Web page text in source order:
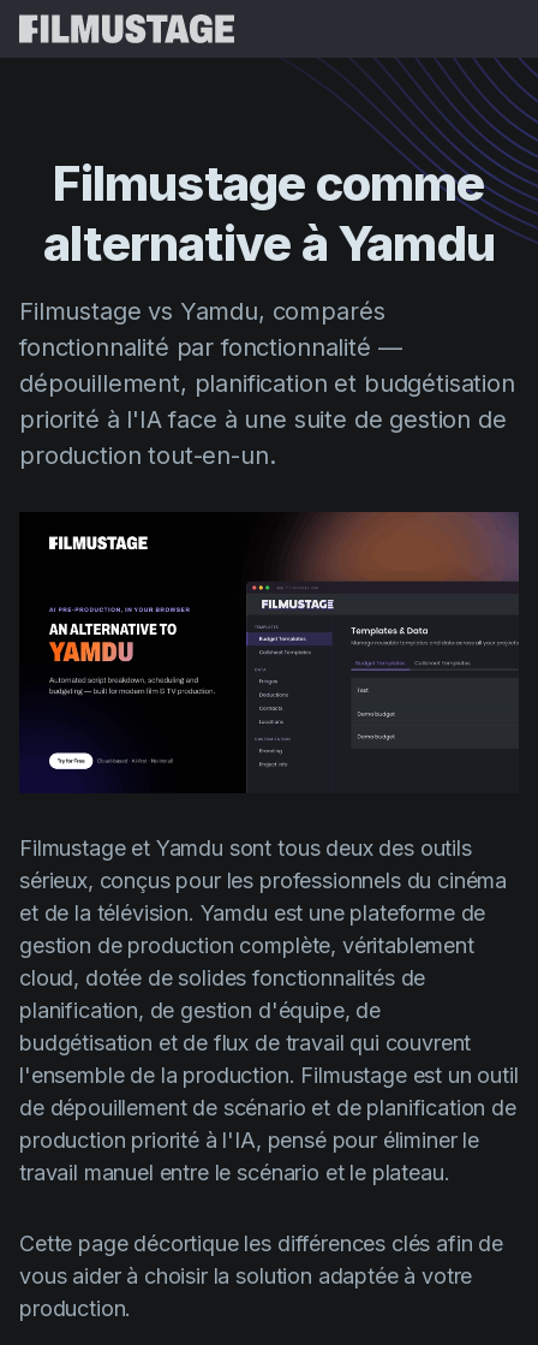
Storyboards & Shot Lists
Shooting Schedules
VFX Breakdown
Script Synopsis
Script Sides
AI Agent
Tarifs
Blog
Budgeting
Cinemagic
Customer Stories
Directing
Distribution
Events
Filmmaking
Filmustage news
Legal
Marketing
Post-production
Pre-production
Product placement
Product updates
Production
Scheduling
Script breakdown
Script coverage
Témoignages clients
Programme de parrainage
Webinaires et événements
Guides
Cas d'usage
Centre d'aide
Rechercher
Se
Filmustage comme
alternative à Yamdu
Filmustage vs Yamdu, comparés
fonctionnalité par fonctionnalité —
dépouillement, planification et budgétisation
priorité à l'IA face à une suite de gestion de
production tout-en-un.
Filmustage et Yamdu sont tous deux des outils
sérieux, conçus pour les professionnels du cinéma
et de la télévision. Yamdu est une plateforme de
gestion de production complète, véritablement
cloud, dotée de solides fonctionnalités de
planification, de gestion d'équipe, de
budgétisation et de flux de travail qui couvrent
l'ensemble de la production. Filmustage est un outil
de dépouillement de scénario et de planification de
production priorité à l'IA, pensé pour éliminer le
travail manuel entre le scénario et le plateau.
Cette page décortique les différences clés afin de
vous aider à choisir la solution adaptée à votre
production.